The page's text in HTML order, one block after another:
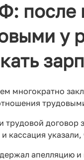
после
у
многократно
трудовой договор
кассация
апелляцию и